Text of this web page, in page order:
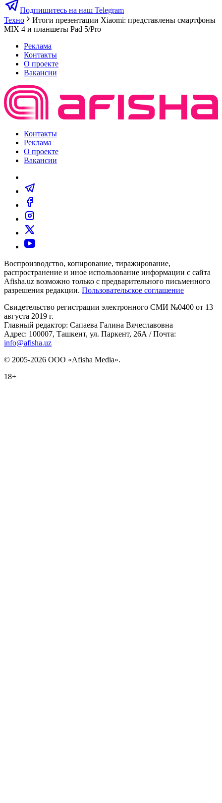
Подпишитесь на наш Telegram
Техно
Итоги презентации Xiaomi: представлены смартфоны
MIX 4 и планшеты Pad 5/Pro
Реклама
Контакты
О проекте
Вакансии
Контакты
Реклама
О проекте
Вакансии
Воспроизводство, копирование, тиражирование,
распространение и иное использование информации с сайта
Afisha.uz возможно только с предварительного письменного
разрешения редакции. Пользовательское соглашение
Свидетельство регистрации электронного СМИ №0400 от 13
августа 2019 г.
Главный редактор: Сапаева Галина Вячеславовна
Адрес: 100007, Ташкент, ул. Паркент, 26А / Почта:
info@afisha.uz
© 2005-2026 ООО «Afisha Media».
18+